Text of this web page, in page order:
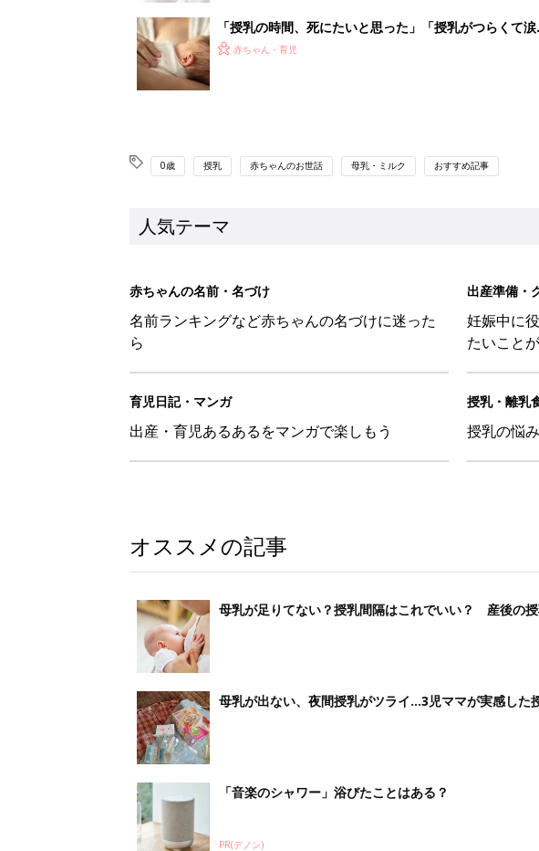
「授乳の時間、死にたいと思った」「授乳がつらくて
赤ちゃん・育児
0歳 授乳 赤ちゃんのお世話 母乳・ミルク おすすめ記事
人気テーマ
赤ちゃんの名前・名づけ
名前ランキングなど赤ちゃんの名づけに迷った
ら
出産準備・
妊娠中に
たいこと
育児日記・マンガ
出産・育児あるあるをマンガで楽しもう
授乳・離乳
授乳の悩
オススメの記事
母乳が足りてない？授乳間隔はこれでいい？ 産後の
母乳が出ない、夜間授乳がツライ…3児ママが実感した
「音楽のシャワー」浴びたことはある？
PR(デノン)